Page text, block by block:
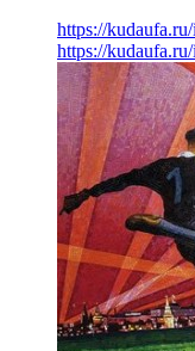
https://
https://